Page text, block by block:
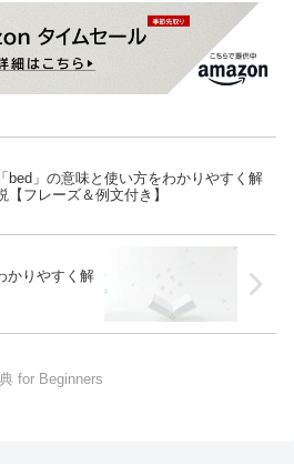
「bed」の意味と使い方をわかりやすく解
【フレーズ＆例文付き】
かりやすく解
for Beginners